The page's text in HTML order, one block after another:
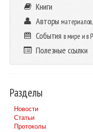
Книги
Авторы
События в мире и в
Полезные ссылки
Разделы
Новости
Статьи
Протоколы